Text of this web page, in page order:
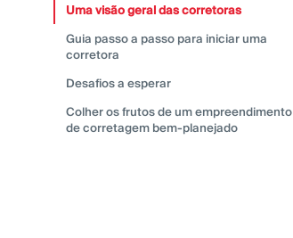
Uma visão geral dascorretoras
Guia passo a passo para iniciar uma
corretora
Desafios a esperar
Colher os frutos de um empreendimento
de corretagem bem-planejado